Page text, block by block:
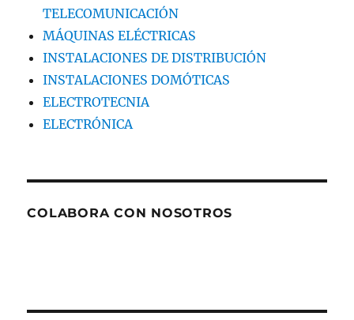
TELECOMUNICACIÓN
MÁQUINAS ELÉCTRICAS
INSTALACIONES DE DISTRIBUCIÓN
INSTALACIONES DOMÓTICAS
ELECTROTECNIA
ELECTRÓNICA
COLABORA CON NOSOTROS